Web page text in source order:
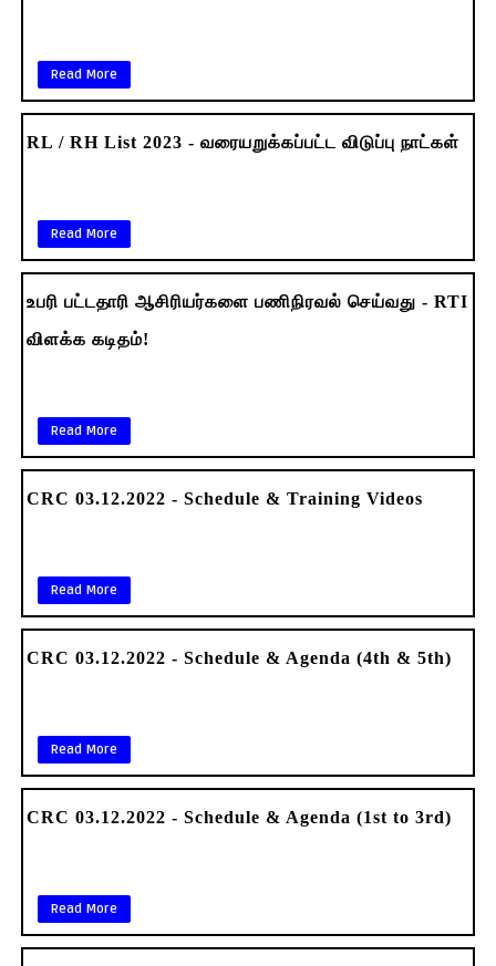
Read More
RL / RH List 2023 - வரையறுக்கப்பட்ட விடுப்பு நாட்கள்
Read More
உபரி பட்டதாரி ஆசிரியர்களை பணிநிரவல் செய்வது - RTI
விளக்க கடிதம்!
Read More
CRC 03.12.2022 - Schedule & Training Videos
Read More
CRC 03.12.2022 - Schedule & Agenda (4th & 5th)
Read More
CRC 03.12.2022 - Schedule & Agenda (1st to 3rd)
Read More